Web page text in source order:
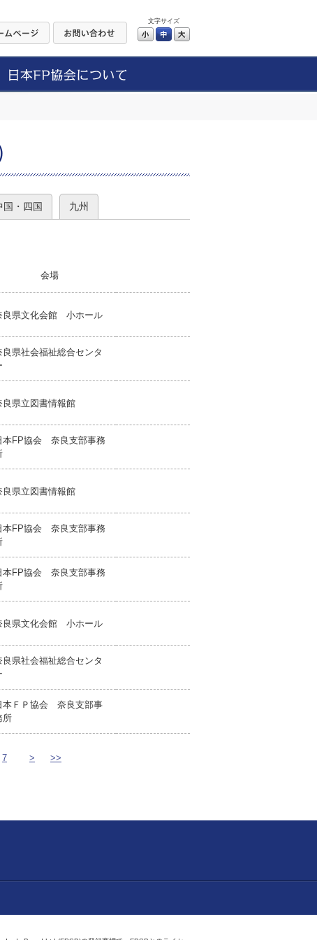
文字サイズ
小 中
国・四国 九州
会場
良県文化会館 小ホール
良県社会福祉総合センタ
良県立図書情報館
本FP協会 奈良支部事務
良県立図書情報館
本FP協会 奈良支部事務
本FP協会 奈良支部事務
良県文化会館 小ホール
良県社会福祉総合センタ
本ＦＰ協会 奈良支部事
所
7 > >>